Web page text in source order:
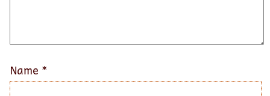
Name *